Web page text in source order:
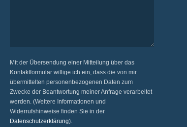
Mit der Übersendung einer Mitteilung über das
Kontaktformular willige ich ein, dass die von mir
übermittelten personenbezogenen Daten zum
Zwecke der Beantwortung meiner Anfrage verarbeitet
werden. (Weitere Informationen und
Widerrufshinweise finden Sie in der
Datenschutzerklärung).